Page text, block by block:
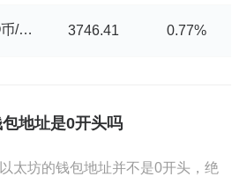
SDAO币/USDT 3746.41 0.77%
地址是0开头吗
以太坊的钱包地址并不是0开头，绝